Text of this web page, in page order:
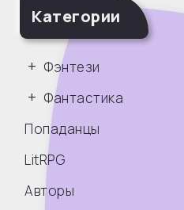
Категории
Фэнтези
Фантастика
Попаданцы
LitRPG
Авторы